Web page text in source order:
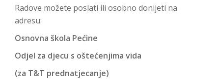
Radove možete poslati ili osobno donijeti na
adresu:
Osnovna škola Pećine
Odjel za djecu s oštećenjima vida
(za T&T prednatjecanje)